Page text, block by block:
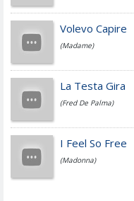
Jovanotti
Fedez
Simone Cristicchi
Volevo Capire
(Madame)
La Testa Gira
(Fred De Palma)
I Feel So Free
(Madonna)